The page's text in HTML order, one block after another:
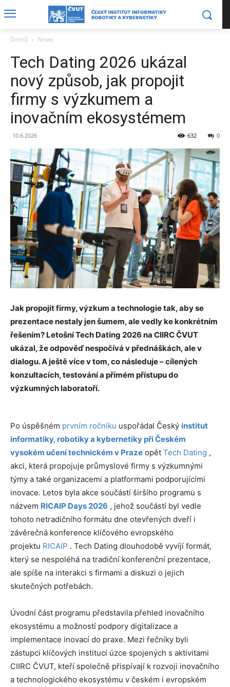
Domů News
Tech Dating 2026 ukázal
nový způsob, jak propojit
firmy s výzkumem a
inovačním ekosystémem
10.6.2026 0
632
Jak propojit firmy, výzkum a technologie tak, aby se
prezentace nestaly jen šumem, ale vedly ke konkrétním
řešením? Letošní Tech Dating 2026 na CIIRC ČVUT
ukázal, že odpověď nespočívá v přednáškách, ale v
dialogu. A ještě více v tom, co následuje – cílených
konzultacích, testování a přímém přístupu do
výzkumných laboratoří.
Po úspěšném prvním ročníku uspořádal Český institut
informatiky, robotiky a kybernetiky při Českém
vysokém učení technickém v Praze opět Tech Dating ,
akci, která propojuje průmyslové firmy s výzkumnými
týmy a také organizacemi a platformami podporujícími
inovace. Letos byla akce součástí širšího programu s
názvem RICAIP Days 2026 , jehož součástí byl vedle
tohoto netradičního formátu dne otevřených dveří i
závěrečná konference klíčového evropského
projektu RICAIP . Tech Dating dlouhodobě vyvíjí formát,
který se nespoléhá na tradiční konferenční prezentace,
ale spíše na interakci s firmami a diskuzi o jejich
skutečných potřebách.
Úvodní část programu představila přehled inovačního
ekosystému a možností podpory digitalizace a
implementace inovací do praxe. Mezi řečníky byli
zástupci klíčových institucí úzce spojených s aktivitami
CIIRC ČVUT, kteří společně přispívají k rozvoji inovačního
a technologického ekosystému v českém i evropském